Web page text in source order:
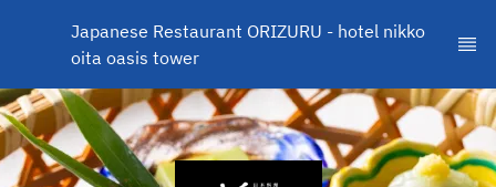
Japanese Restaurant ORIZURU - hotel nikko
oita oasis tower